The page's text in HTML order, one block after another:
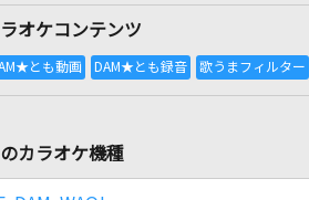
オケコンテンツ
カラオケ機種